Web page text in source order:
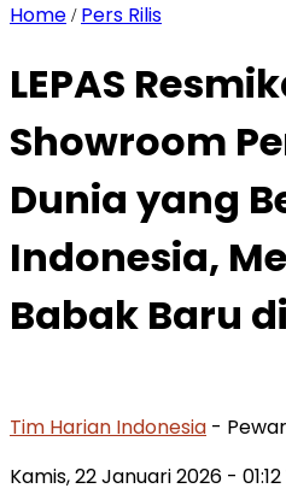
Home / Pers Rilis
LEPAS
Showroom
Dunia yang
Indonesia,
Babak Baru
Tim Harian Indonesia -
Kamis, 22 Januari 2026 -